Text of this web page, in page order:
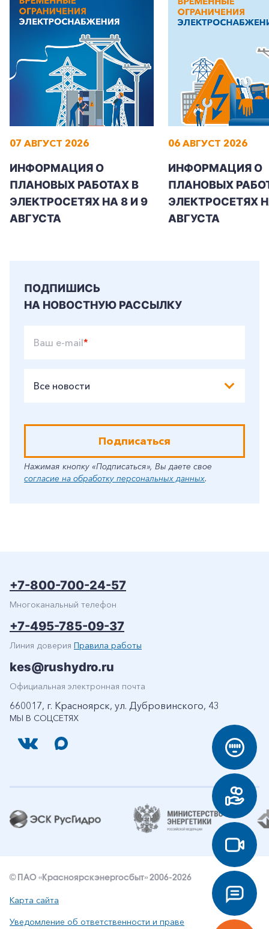
+7-800-700-24-57
Заказать обратный звонок
Частным клиентам
Корпоративным клиентам
07 АВГУСТ 2026
ИНФОРМАЦИЯ О
ПЛАНОВЫХ РАБОТАХ В
ЭЛЕКТРОСЕТЯХ НА 8 И 9
АВГУСТА
06 АВГУСТ 2026
ИНФОРМАЦИЯ О
ПЛАНОВЫХ
ЭЛЕКТРОСЕТЯХ
АВГУСТА
ПОДПИШИСЬ
НА НОВОСТНУЮ РАССЫЛКУ
Ваш e-mail*
Все новости
Подписаться
Нажимая кнопку «Подписаться», Вы даете свое
согласие на обработку персональных данных.
МЫ В СОЦСЕТЯХ
+7-800-700-24-57
Многоканальный телефон
+7-495-785-09-37
Линия доверия Правила работы
kes@rushydro.ru
Официальная электронная почта
660017, г. Красноярск, ул. Дубровинского, 43
© ПАО «Красноярскэнергосбыт» 2006-2026
Карта сайта
Уведомление об ответственности и праве